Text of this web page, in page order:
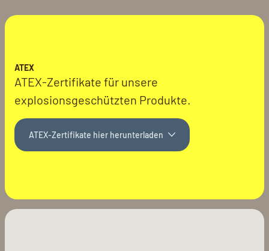
ATEX
ATEX-Zertifikate für unsere
explosionsgeschützten Produkte.
ATEX-Zertifikate hier herunterladen